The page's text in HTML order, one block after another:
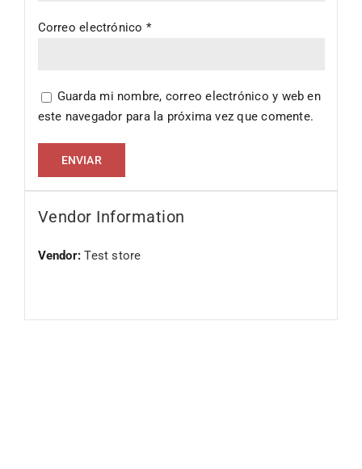
Correo electrónico *
Guarda mi nombre, correo electrónico y web en
este navegador para la próxima vez que comente.
Vendor Information
Vendor:Test store